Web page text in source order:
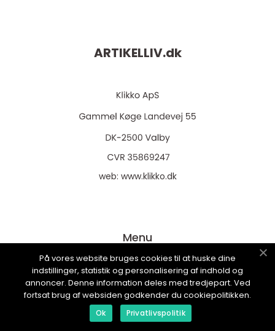
ARTIKELLIV.dk
web: www.klikko.dk
Menu
Annoncering
Om os
Cookies
På vores website bruges cookies til at huske dine
indstillinger, statistik og personalisering af indhold og
annoncer. Denne information deles med tredjepart. Ved
fortsat brug af websiden godkender du cookiepolitikken.
Ok Privatlivspolitik